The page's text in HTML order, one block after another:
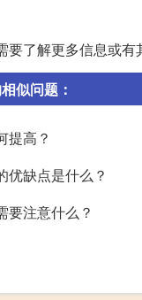
要了解更多信息或有
似问题：
提高？
优缺点是什么？
要注意什么？